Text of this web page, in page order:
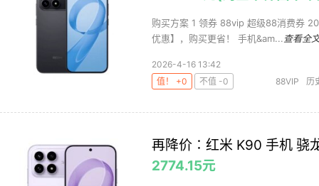
购买方案 1 领券 88vip 超级88消费券
优惠】，购买更省！ 手机&am... 查看全
2026-4-16 13:42
值！ +0
不值 -0 88VIP 历
再降价∶红米 K90 手机 骁
2774.15元